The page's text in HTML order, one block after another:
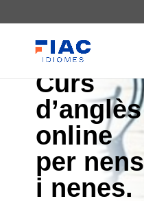
Curs
d’anglès
online
per nens
i nenes.